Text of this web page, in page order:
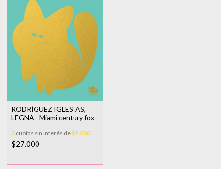
RODRÍGUEZ IGLESIAS,
LEGNA - Miami century fox
3 cuotas sin interés de$9.000
$27.000